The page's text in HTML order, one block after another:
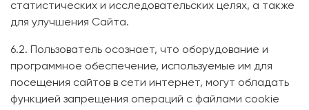
статистических и исследовательских целях, а также
для улучшения Сайта.
6.2. Пользователь осознает, что оборудование и
программное обеспечение, используемые им для
посещения сайтов в сети интернет, могут обладать
функцией запрещения операций с файлами cookie